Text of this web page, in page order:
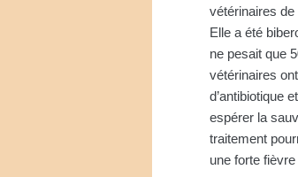
vétérinaires
Elle a été
ne pesait que
vétérinaires
d’antibiotique
espérer la
traitement
une forte